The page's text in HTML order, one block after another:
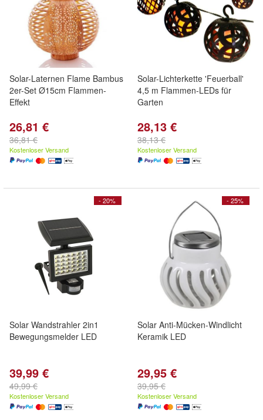
Solar-Laternen Flame Bambus
2er-Set Ø15cm Flammen-
Effekt
26,81 €
36,81 €
Kostenloser Versand
Solar-Lichterkette 'Feuerball'
4,5 m Flammen-LEDs für
Garten
28,13 €
38,13 €
Kostenloser Versand
- 20%
Solar Wandstrahler 2in1
Bewegungsmelder LED
39,99 €
49,99 €
Kostenloser Versand
- 25%
Solar Anti-Mücken-Windlicht
Keramik LED
29,95 €
39,95 €
Kostenloser Versand